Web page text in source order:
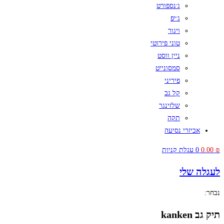
ג׳נספורט
ג׳יפ
ויגור
טוני פירוטי
ניין ווסט
סמסונייט
פיריני
קל גב
שלזינגר
תקה
אביזרי נסיעה
0.00 ₪
0 עגלת קניות
לעגלה שלי
נבחר:
תיק גב kanken